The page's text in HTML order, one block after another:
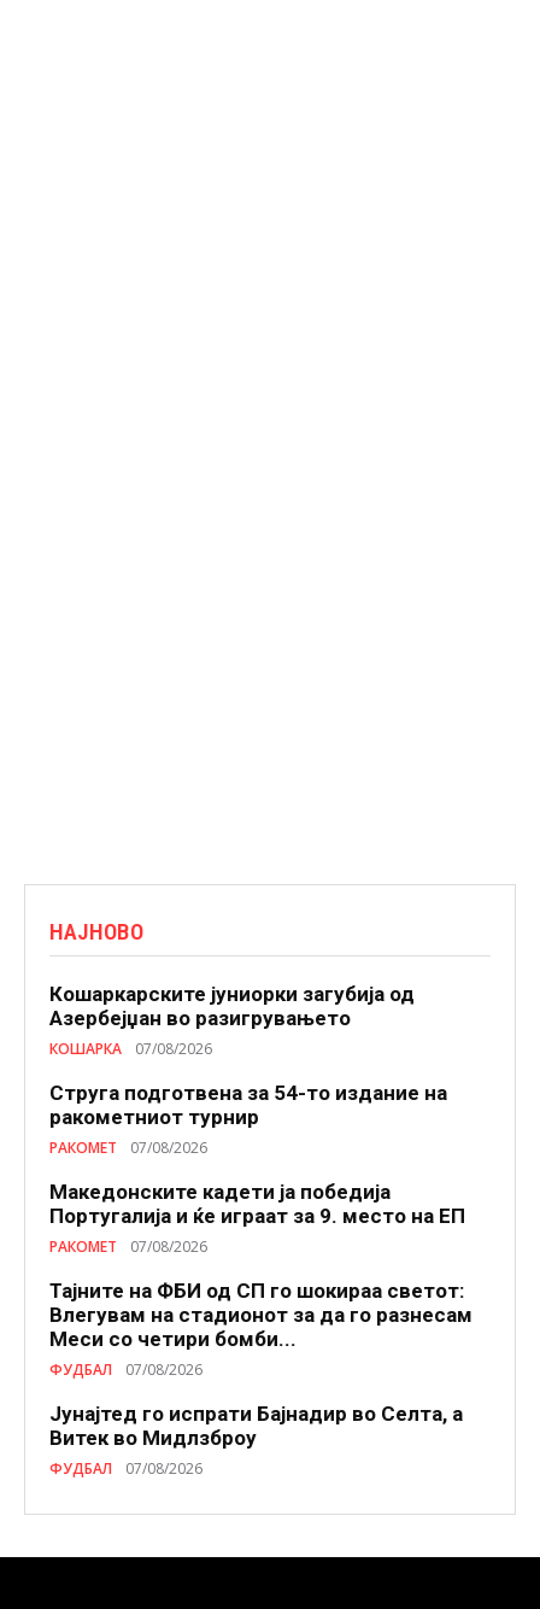
НАЈНОВО
Кошаркарските јуниорки загубија од
Азербејџан во разигрувањето
КОШАРКА 07/08/2026
Струга подготвена за 54-то издание на
ракометниот турнир
РАКОМЕТ 07/08/2026
Македонските кадети ја победија
Португалија и ќе играат за 9. место на ЕП
РАКОМЕТ 07/08/2026
Тајните на ФБИ од СП го шокираа светот:
Влегувам на стадионот за да го разнесам
Меси со четири бомби...
ФУДБАЛ 07/08/2026
Јунајтед го испрати Бајнадир во Селта, а
Витек во Мидлзброу
ФУДБАЛ 07/08/2026